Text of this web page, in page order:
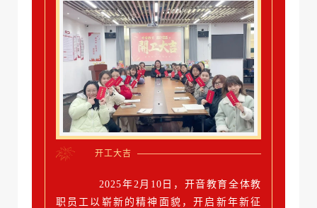
开工大吉
2025年2月10日，开音教育全体教
职员工以崭新的精神面貌，开启新年新征